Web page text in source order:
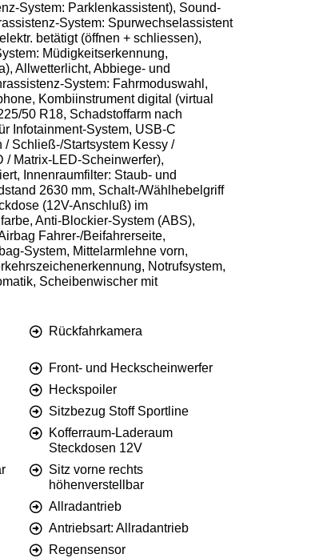
System: Parklenkassistent), Sound-
System: Spurwechselassistent
betätigt (öffnen + schliessen),
Müdigkeitserkennung,
Allwetterlicht, Abbiege- und
System: Fahrmoduswahl,
Kombiinstrument digital (virtual
50 R18, Schadstoffarm nach
Infotainment-System, USB-C
Schließ-/Startsystem Kessy /
Matrix-LED-Scheinwerfer),
Innenraumfilter: Staub- und
2630 mm, Schalt-/Wählhebelgriff
(12V-Anschluß) im
Anti-Blockier-System (ABS),
Fahrer-/Beifahrerseite,
System, Mittelarmlehne vorn,
Notrufsystem,
Scheibenwischer mit
Rückfahrkamera
Front- und Heckscheinwerfer
Heckspoiler
Sitzbezug Stoff Sportline
Kofferraum-Laderaum
Steckdosen 12V
Sitz vorne rechts
höhenverstellbar
Allradantrieb
Antriebsart: Allradantrieb
Regensensor